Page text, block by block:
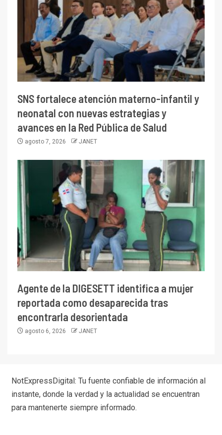
SNS fortalece atención materno-infantil y
neonatal con nuevas estrategias y
avances en la Red Pública de Salud
agosto 7, 2026 JANET
Agente de la DIGESETT identifica a mujer
reportada como desaparecida tras
encontrarla desorientada
agosto 6, 2026 JANET
NotExpressDigital: Tu fuente confiable de información al
instante, donde la verdad y la actualidad se encuentran
para mantenerte siempre informado.